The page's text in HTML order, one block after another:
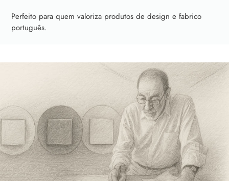
Perfeito para quem valoriza produtos de design e fabrico
português.